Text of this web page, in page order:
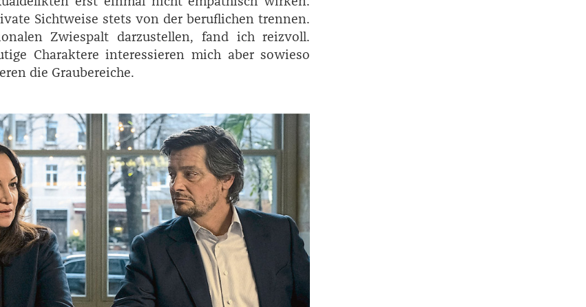
Sichtweise stets von der beruflichen trennen.
Zwiespalt darzustellen, fand ich reizvoll.
Charaktere interessieren mich aber sowieso
die Graubereiche.